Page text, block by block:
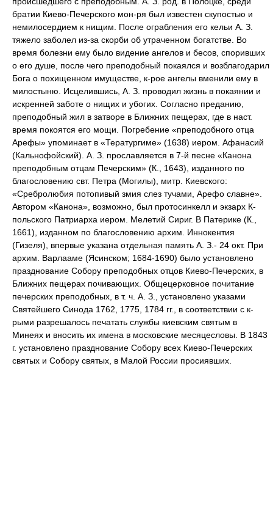
братии Киево-Печерского мон-ря был известен скупостью и
немилосердием к нищим. После ограбления его кельи А. З.
тяжело заболел из-за скорби об утраченном богатстве. Во
время болезни ему было видение ангелов и бесов, споривших
о его душе, после чего преподобный покаялся и возблагодарил
Бога о похищенном имуществе, к-рое ангелы вменили ему в
милостыню. Исцелившись, А. З. проводил жизнь в покаянии и
искренней заботе о нищих и убогих. Согласно преданию,
преподобный жил в затворе в Ближних пещерах, где в наст.
время покоятся его мощи. Погребение «преподобного отца
Арефы» упоминает в «Тератургиме» (1638) иером. Афанасий
(Кальнофойский). А. З. прославляется в 7-й песне «Канона
преподобным отцам Печерским» (К., 1643), изданного по
благословению свт. Петра (Могилы), митр. Киевского:
«Сребролюбия потопивый змия слез тучами, Арефо славне».
Автором «Канона», возможно, был протосинкелл и экзарх К-
польского Патриарха иером. Мелетий Сириг. В Патерике (К.,
1661), изданном по благословению архим. Иннокентия
(Гизеля), впервые указана отдельная память А. З.- 24 окт. При
архим. Варлааме (Ясинском; 1684-1690) было установлено
празднование Собору преподобных отцов Киево-Печерских, в
Ближних пещерах почивающих. Общецерковное почитание
печерских преподобных, в т. ч. А. З., установлено указами
Святейшего Синода 1762, 1775, 1784 гг., в соответствии с к-
рыми разрешалось печатать службы киевским святым в
Минеях и вносить их имена в московские месяцесловы. В 1843
г. установлено празднование Собору всех Киево-Печерских
святых и Собору cвятых, в Малой России просиявших.